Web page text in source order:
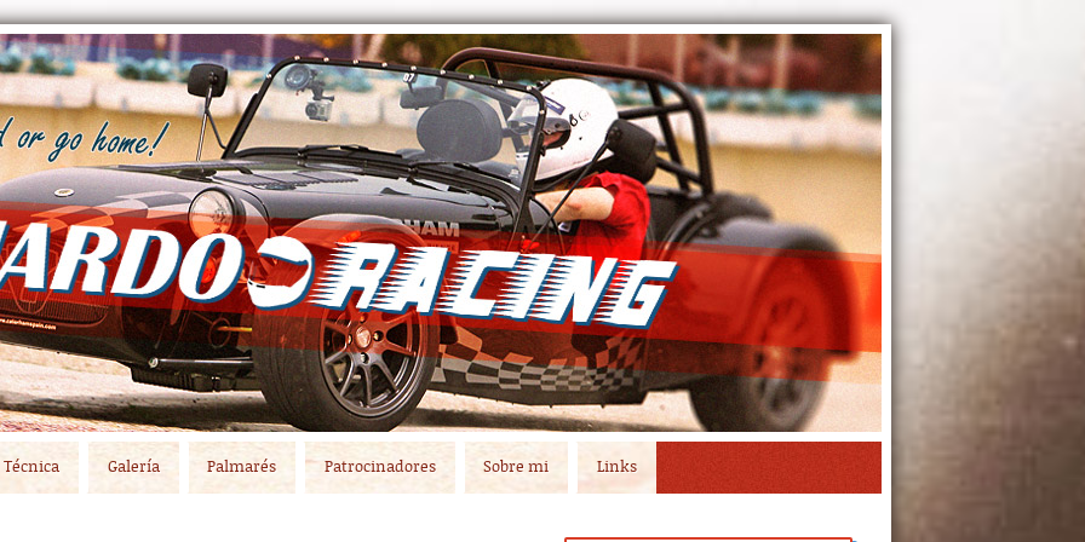
Técnica Galería Palmarés Patrocinadores Sobre mi Links